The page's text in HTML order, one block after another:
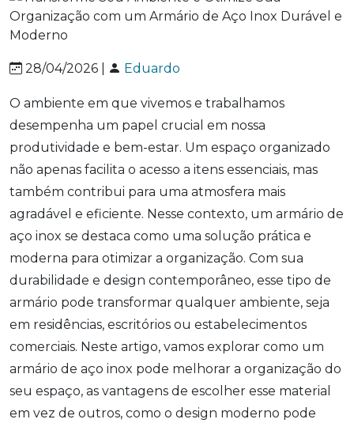
28/04/2026 | Eduardo
O ambiente em que vivemos e trabalhamos
desempenha um papel crucial em nossa
produtividade e bem-estar. Um espaço organizado
não apenas facilita o acesso a itens essenciais, mas
também contribui para uma atmosfera mais
agradável e eficiente. Nesse contexto, um armário de
aço inox se destaca como uma solução prática e
moderna para otimizar a organização. Com sua
durabilidade e design contemporâneo, esse tipo de
armário pode transformar qualquer ambiente, seja
em residências, escritórios ou estabelecimentos
comerciais. Neste artigo, vamos explorar como um
armário de aço inox pode melhorar a organização do
seu espaço, as vantagens de escolher esse material
em vez de outros, como o design moderno pode